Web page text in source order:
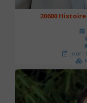
20600
Jour :